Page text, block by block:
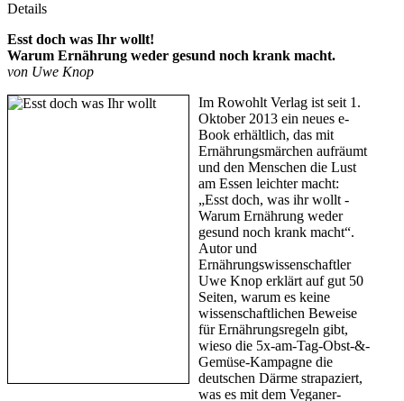
Details
Esst doch was Ihr wollt!
Warum Ernährung weder gesund noch krank macht.
von Uwe Knop
Im Rowohlt Verlag ist seit 1.
Oktober 2013 ein neues e-
Book erhältlich, das mit
Ernährungsmärchen aufräumt
und den Menschen die Lust
am Essen leichter macht:
„Esst doch, was ihr wollt -
Warum Ernährung weder
gesund noch krank macht“.
Autor und
Ernährungswissenschaftler
Uwe Knop erklärt auf gut 50
Seiten, warum es keine
wissenschaftlichen Beweise
für Ernährungsregeln gibt,
wieso die 5x-am-Tag-Obst-&-
Gemüse-Kampagne die
deutschen Därme strapaziert,
was es mit dem Veganer-